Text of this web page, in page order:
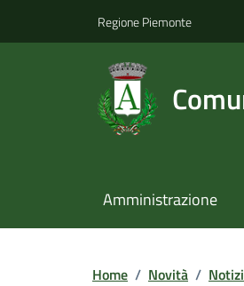
Regione Piemonte
Amministrazione
Home / Novità /